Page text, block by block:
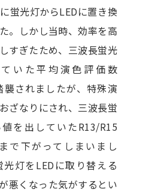
蛍光灯からLEDに置き換
。しかし当時、効率を高
すぎたため、三波長蛍光
いた平均演色評価数
されましたが、特殊演
ざなりにされ、三波長蛍
を出していたR13/R15
で下がってしまいまし
灯をLEDに取り替える
悪くなった気がするとい